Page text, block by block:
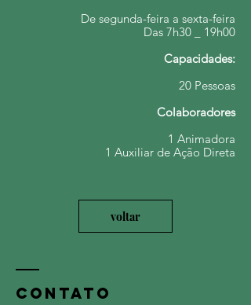
De segunda-feira a sexta-feira
Das 7h30 _ 19h00
Capacidades:
20 Pessoas
Colaboradores
1 Animadora
1 Auxiliar de Ação Direta
voltar
CONTATO